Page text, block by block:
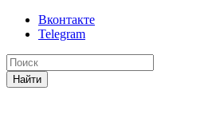
Вконтакте
Telegram
Найти